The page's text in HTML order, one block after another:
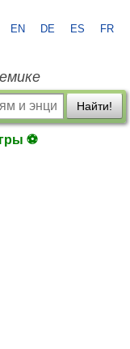
EN DE ES FR
Найти!
⚽